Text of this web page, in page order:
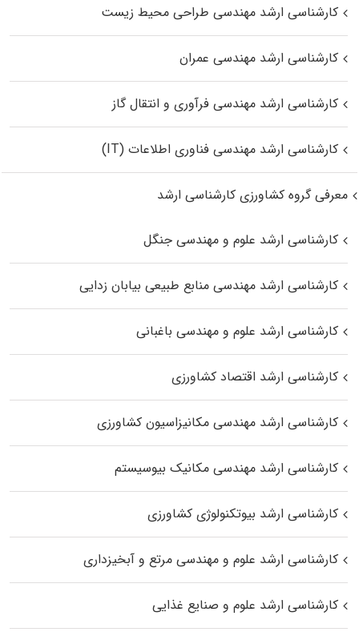
کارشناسی ارشد مهندسی طراحی محیط زیست
کارشناسی ارشد مهندسی عمران
کارشناسی ارشد مهندسی فرآوری و انتقال گاز
کارشناسی ارشد مهندسی فناوری اطلاعات (IT)
معرفی گروه کشاورزی کارشناسی ارشد
کارشناسی ارشد علوم و مهندسی جنگل
کارشناسی ارشد مهندسی منابع طبیعی بیابان زدایی
کارشناسی ارشد علوم و مهندسی باغبانی
کارشناسی ارشد اقتصاد کشاورزی
کارشناسی ارشد مهندسی مکانیزاسیون کشاورزی
کارشناسی ارشد مهندسی مکانیک بیوسیستم
کارشناسی ارشد بیوتکنولوژی کشاورزی
کارشناسی ارشد علوم و مهندسی مرتع و آبخیزداری
کارشناسی ارشد علوم و صنایع غذایی